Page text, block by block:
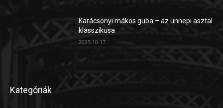
Karácsonyi mákos guba – az ünnepi asztal
klasszikusa
2025.10.17.
Kategóriák